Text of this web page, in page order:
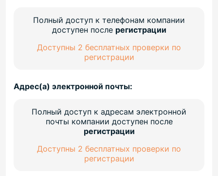
Полный доступ к телефонам компании
доступен после регистрации
Доступны 2 бесплатных проверки по
регистрации
Адрес(а) электронной почты:
Полный доступ к адресам электронной
почты компании доступен после
регистрации
Доступны 2 бесплатных проверки по
регистрации